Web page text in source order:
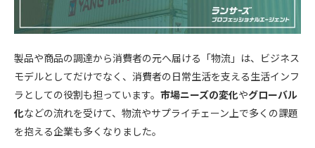
製品や商品の調達から消費者の元へ届ける「物流」は、ビジネス
モデルとしてだけでなく、消費者の日常生活を支える生活インフ
ラとしての役割も担っています。 市場ニーズの変化やグローバル
化などの流れを受けて、物流やサプライチェーン上で多くの課題
を抱える企業も多くなりました。